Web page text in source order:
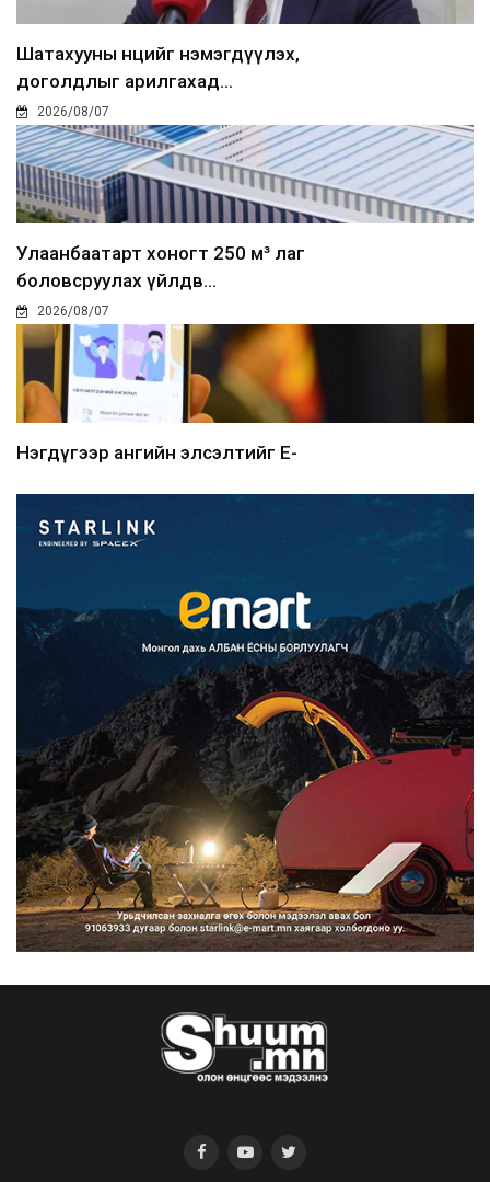
Шатахууны нөөцийг нэмэгдүүлэх,
доголдлыг арилгахад...
2026/08/07
Улаанбаатарт хоногт 250 м³ лаг
боловсруулах үйлдв...
2026/08/07
Нэгдүгээр ангийн элсэлтийг E-
Францад иргэд рүү зөвшөөрөлгүй
сурталчилгааны дууд...
2026/08/07
Нийтийн тээврийн Ч:19А чиглэлийн
замналд түр хугац...
2026/08/07
Автомашины улсын дугаар сондгой
тоогоор төгссөн бо...